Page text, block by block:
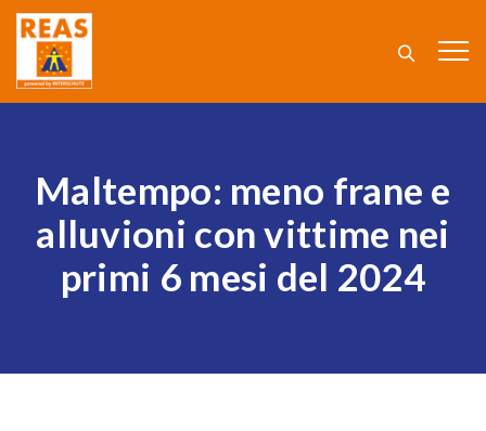
Maltempo: meno frane e
alluvioni con vittime nei
primi 6 mesi del 2024